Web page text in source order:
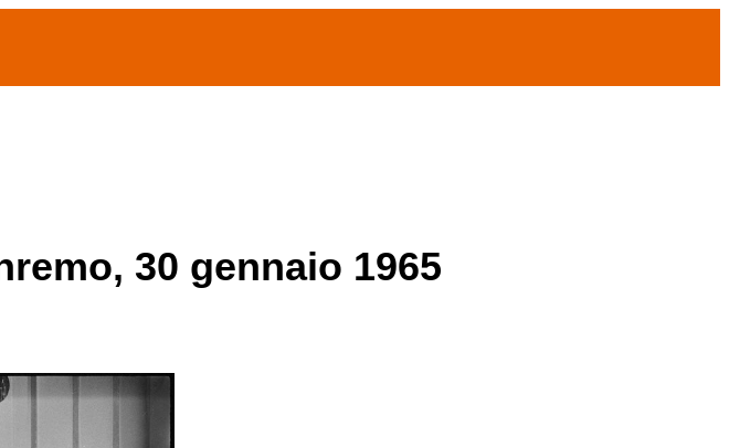
30 gennaio 1965